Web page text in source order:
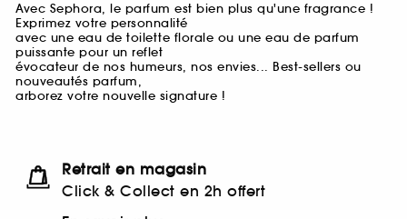
Avec Sephora, le parfum est bien plus qu'une fragrance !
Exprimez votre personnalité
avec une eau de toilette florale ou une eau de parfum
puissante pour un reflet
évocateur de nos humeurs, nos envies... Best-sellers ou
nouveautés parfum,
arborez votre nouvelle signature !
Retrait en magasin
Click & Collect en 2h offert